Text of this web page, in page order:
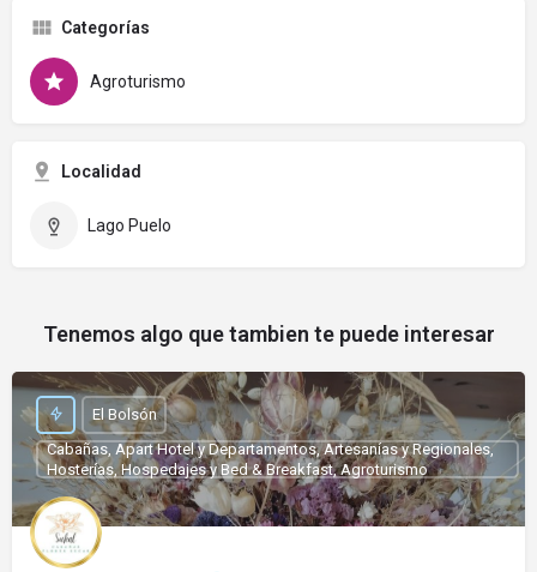
Categorías
Agroturismo
Localidad
Lago Puelo
Tenemos algo que tambien te puede interesar
El Bolsón
Cabañas, Apart Hotel y Departamentos, Artesanías y Regionales,
Hosterías, Hospedajes y Bed & Breakfast, Agroturismo